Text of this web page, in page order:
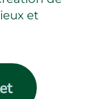
et